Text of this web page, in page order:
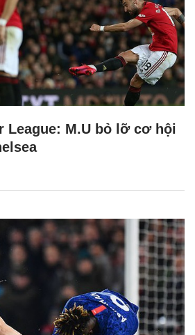
League: M.U bỏ lỡ cơ hội